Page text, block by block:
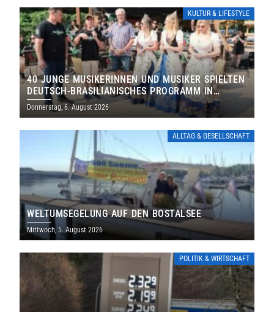
KULTUR & LIFESTYLE
40 JUNGE MUSIKERINNEN UND MUSIKER SPIELTEN
DEUTSCH-BRASILIANISCHES PROGRAMM IN
THOLEY
Donnerstag, 6. August 2026
ALLTAG & GESELLSCHAFT
WELTUMSEGELUNG AUF DEN BOSTALSEE
Mittwoch, 5. August 2026
POLITIK & WIRTSCHAFT